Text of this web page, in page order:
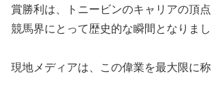
賞勝利は、トニービンのキャリアの頂
競馬界にとって歴史的な瞬間となりまし
現地メディアは、この偉業を最大限に称